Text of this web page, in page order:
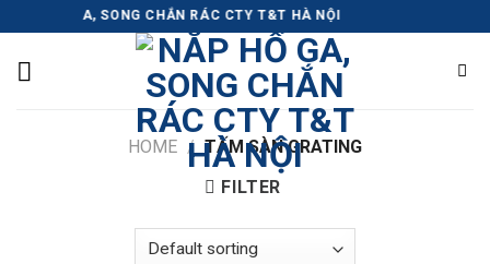
content
HỐ GA, SONG CHẮN RÁC CTY T&T HÀ NỘI
HOME / TẤM SÀN GRATING
FILTER